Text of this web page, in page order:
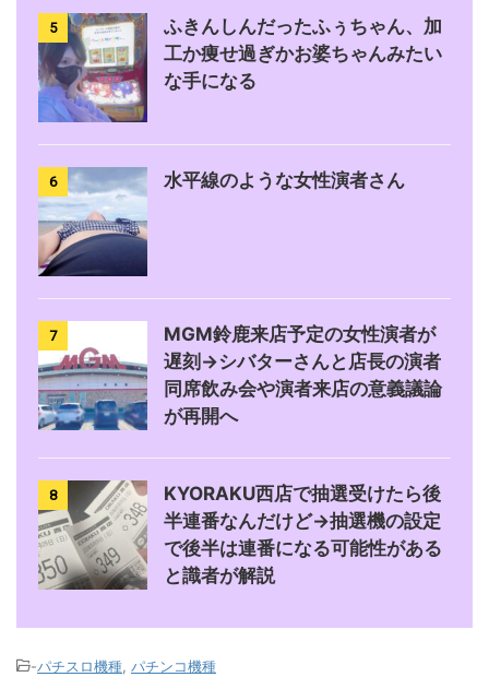
5
ふきんしんだったふぅちゃん、加
工か痩せ過ぎかお婆ちゃんみたい
な手になる
6 水平線のような女性演者さん
7
MGM鈴鹿来店予定の女性演者が
遅刻→シバターさんと店長の演者
同席飲み会や演者来店の意義議論
が再開へ
8
KYORAKU西店で抽選受けたら後
半連番なんだけど→抽選機の設定
で後半は連番になる可能性がある
と識者が解説
-パチスロ機種 パチンコ機種